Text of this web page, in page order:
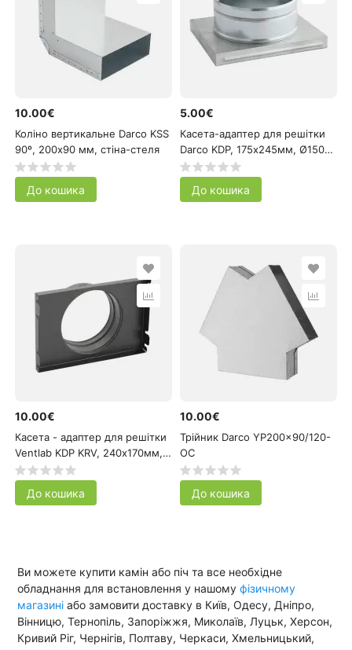
10.00€
Коліно вертикальне Darco KSS
90º, 200х90 мм, стіна-стеля
До кошика
5.00€
Касета-адаптер для решітки
Darco KDP, 175х245мм, Ø150
мм
До кошика
10.00€
Касета - адаптер для решітки
Ventlab KDP KRV, 240х170мм,
Ø100мм
До кошика
10.00€
Трійник Darco YP200x90/120-
OC
До кошика
Ви можете купити камін або піч та все необхідне
обладнання для встановлення у нашому фізичному
магазині або замовити доставку в Київ, Одесу, Дніпро,
Вінницю, Тернопіль, Запоріжжя, Миколаїв, Луцьк, Херсон,
Кривий Ріг, Чернігів, Полтаву, Черкаси, Хмельницький,